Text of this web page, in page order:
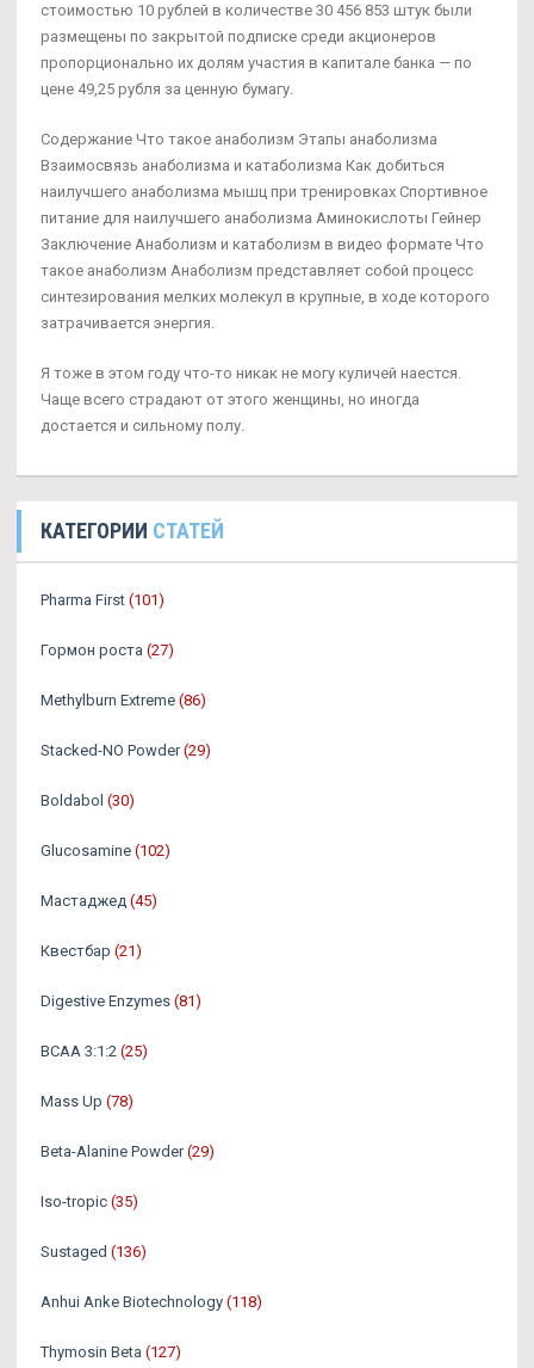
стоимостью 10 рублей в количестве 30 456 853 штук были
размещены по закрытой подписке среди акционеров
пропорционально их долям участия в капитале банка — по
цене 49,25 рубля за ценную бумагу.
Содержание Что такое анаболизм Этапы анаболизма
Взаимосвязь анаболизма и катаболизма Как добиться
наилучшего анаболизма мышц при тренировках Спортивное
питание для наилучшего анаболизма Аминокислоты Гейнер
Заключение Анаболизм и катаболизм в видео формате Что
такое анаболизм Анаболизм представляет собой процесс
синтезирования мелких молекул в крупные, в ходе которого
затрачивается энергия.
Я тоже в этом году что-то никак не могу куличей наестся.
Чаще всего страдают от этого женщины, но иногда
достается и сильному полу.
КАТЕГОРИИ СТАТЕЙ
Pharma First (101)
Гормон роста (27)
Methylburn Extreme (86)
Stacked-NO Powder (29)
Boldabol (30)
Glucosamine (102)
Мастаджед (45)
Квестбар (21)
Digestive Enzymes (81)
BCAA 3:1:2 (25)
Mass Up (78)
Beta-Alanine Powder (29)
Iso-tropic (35)
Sustaged (136)
Anhui Anke Biotechnology (118)
Thymosin Beta (127)